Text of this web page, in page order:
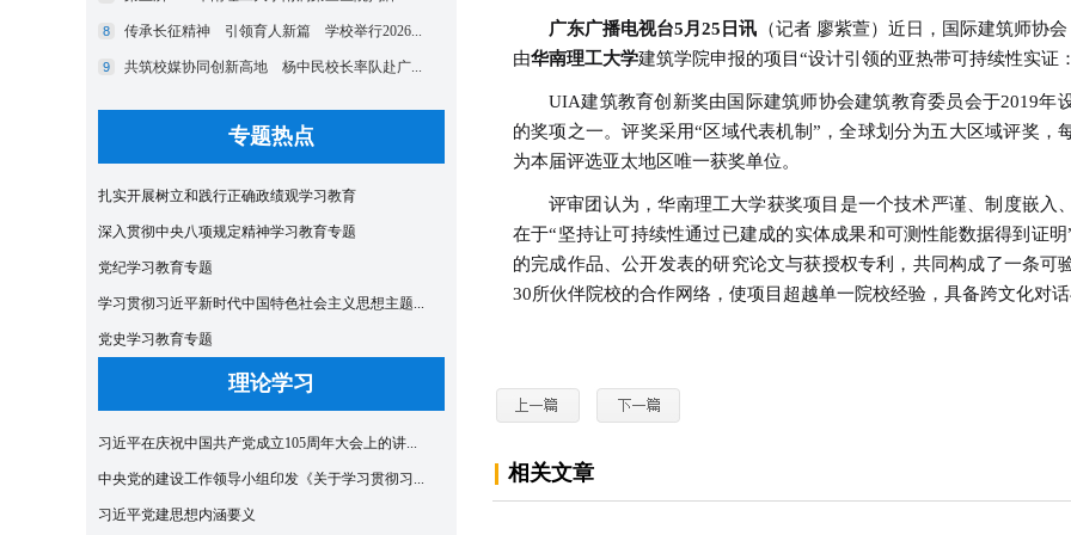
专题热点
扎实开展树立和践行正确政绩观学习教育
深入贯彻中央八项规定精神学习教育专题
党纪学习教育专题
学习贯彻习近平新时代中国特色社会主义思想主题...
党史学习教育专题
理论学习
习近平在庆祝中国共产党成立105周年大会上的讲...
中央党的建设工作领导小组印发《关于学习贯彻习...
习近平党建思想内涵要义
广东广播电视台5月25日讯 （记者 廖紫萱） 近日，国际建筑师协
由华南理工大学建筑学院申报的项目“设计引领的亚热带可持续性实证
UIA建筑教育创新奖由国际建筑师协会建筑教育委员会于2019年
的奖项之一。评奖采用“区域代表机制”，全球划分为五大区域评奖
为本届评选亚太地区唯一获奖单位。
评审团认为，华南理工大学获奖项目是一个技术严谨、制度嵌入
在于“坚持让可持续性通过已建成的实体成果和可测性能数据得到证
的完成作品、公开发表的研究论文与获授权专利，共同构成了一条
30所伙伴院校的合作网络，使项目超越单一院校经验，具备跨文化对
相关文章